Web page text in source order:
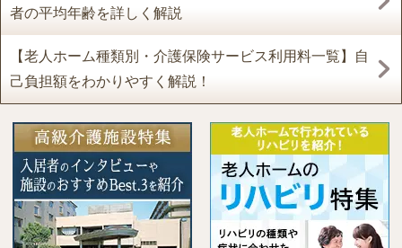
者の平均年齢を詳しく解説
【老人ホーム種類別・介護保険サービス利用料一覧】自
己負担額をわかりやすく解説！